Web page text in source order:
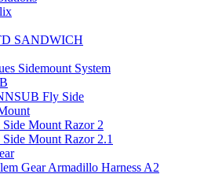
SANDWICH
Sidemount System
Fly Side
Side Mount Razor 2
Side Mount Razor 2.1
Gear Armadillo Harness A2